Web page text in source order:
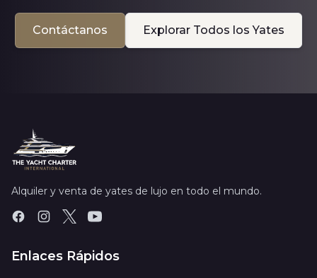
Contáctanos Explorar Todos los Yates
Alquiler y venta de yates de lujo en todo el mundo.
Enlaces Rápidos